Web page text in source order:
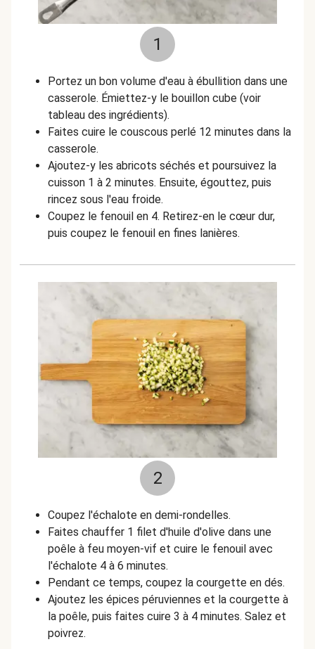
1
Portez un bon volume d'eau à ébullition dans une
casserole. Émiettez-y le bouillon cube (voir
tableau des ingrédients).
Faites cuire le couscous perlé 12 minutes dans la
casserole.
Ajoutez-y les abricots séchés et poursuivez la
cuisson 1 à 2 minutes. Ensuite, égouttez, puis
rincez sous l'eau froide.
Coupez le fenouil en 4. Retirez-en le cœur dur,
puis coupez le fenouil en fines lanières.
2
Coupez l'échalote en demi-rondelles.
Faites chauffer 1 filet d'huile d'olive dans une
poêle à feu moyen-vif et cuire le fenouil avec
l'échalote 4 à 6 minutes.
Pendant ce temps, coupez la courgette en dés.
Ajoutez les épices péruviennes et la courgette à
la poêle, puis faites cuire 3 à 4 minutes. Salez et
poivrez.